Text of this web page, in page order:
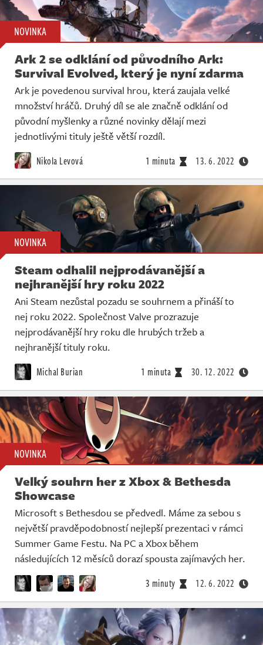
NOVINKA
Ark 2 se odklání od původního Ark:
Survival Evolved, který je nyní zdarma
Ark je povedenou survival hrou, která zaujala velké
množství hráčů. Druhý díl se ale značně odklání od
původní myšlenky a různé novinky dělají mezi
jednotlivými tituly ještě větší rozdíl.
Nikola Levová 1 minuta 13. 6. 2022
NOVINKA
Steam odhalil nejprodávanější a
nejhranější hry roku 2022
Ani Steam nezůstal pozadu se souhrnem a přináší to
nej roku 2022. Společnost Valve prozrazuje
nejprodávanější hry roku dle hrubých tržeb a
nejhranější tituly roku.
Michal Burian 1 minuta 30. 12. 2022
NOVINKA
Velký souhrn her z Xbox & Bethesda
Showcase
Microsoft s Bethesdou se předvedl. Máme za sebou s
největší pravděpodobností nejlepší prezentaci v rámci
Summer Game Festu. Na PC a Xbox během
následujících 12 měsíců dorazí spousta zajímavých her.
3 minuty 12. 6. 2022